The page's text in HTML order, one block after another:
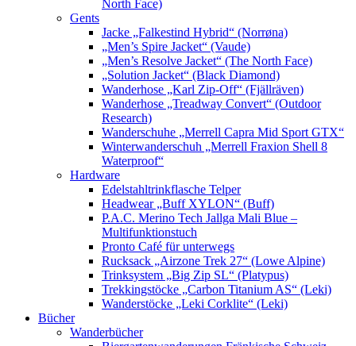
North Face)
Gents
Jacke „Falkestind Hybrid“ (Norrøna)
„Men’s Spire Jacket“ (Vaude)
„Men’s Resolve Jacket“ (The North Face)
„Solution Jacket“ (Black Diamond)
Wanderhose „Karl Zip-Off“ (Fjällräven)
Wanderhose „Treadway Convert“ (Outdoor
Research)
Wanderschuhe „Merrell Capra Mid Sport GTX“
Winterwanderschuh „Merrell Fraxion Shell 8
Waterproof“
Hardware
Edelstahltrinkflasche Telper
Headwear „Buff XYLON“ (Buff)
P.A.C. Merino Tech Jallga Mali Blue –
Multifunktionstuch
Pronto Café für unterwegs
Rucksack „Airzone Trek 27“ (Lowe Alpine)
Trinksystem „Big Zip SL“ (Platypus)
Trekkingstöcke „Carbon Titanium AS“ (Leki)
Wanderstöcke „Leki Corklite“ (Leki)
Bücher
Wanderbücher